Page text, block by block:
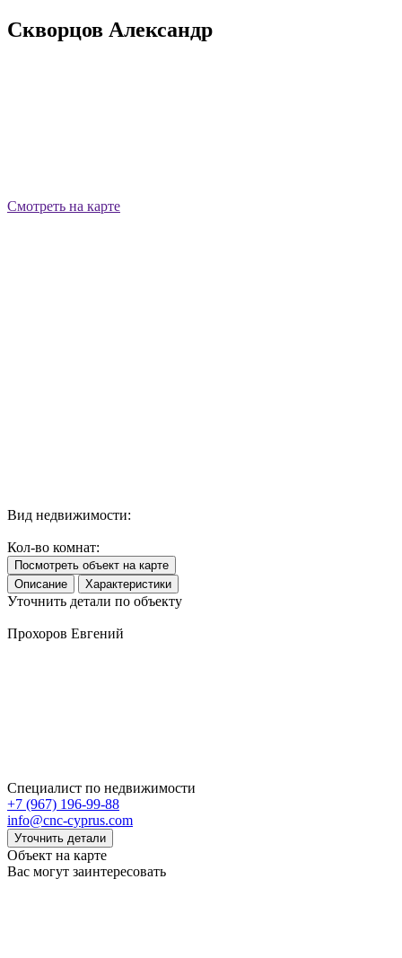
Скворцов Александр
Смотреть на карте
Вид недвижимости:
Кол-во комнат:
Посмотреть объект на карте
Описание
Характеристики
Уточнить детали по объекту
Прохоров Евгений
Специалист по недвижимости
+7 (967) 196-99-88
info@cnc-cyprus.com
Уточнить детали
Объект на карте
Вас могут заинтересовать